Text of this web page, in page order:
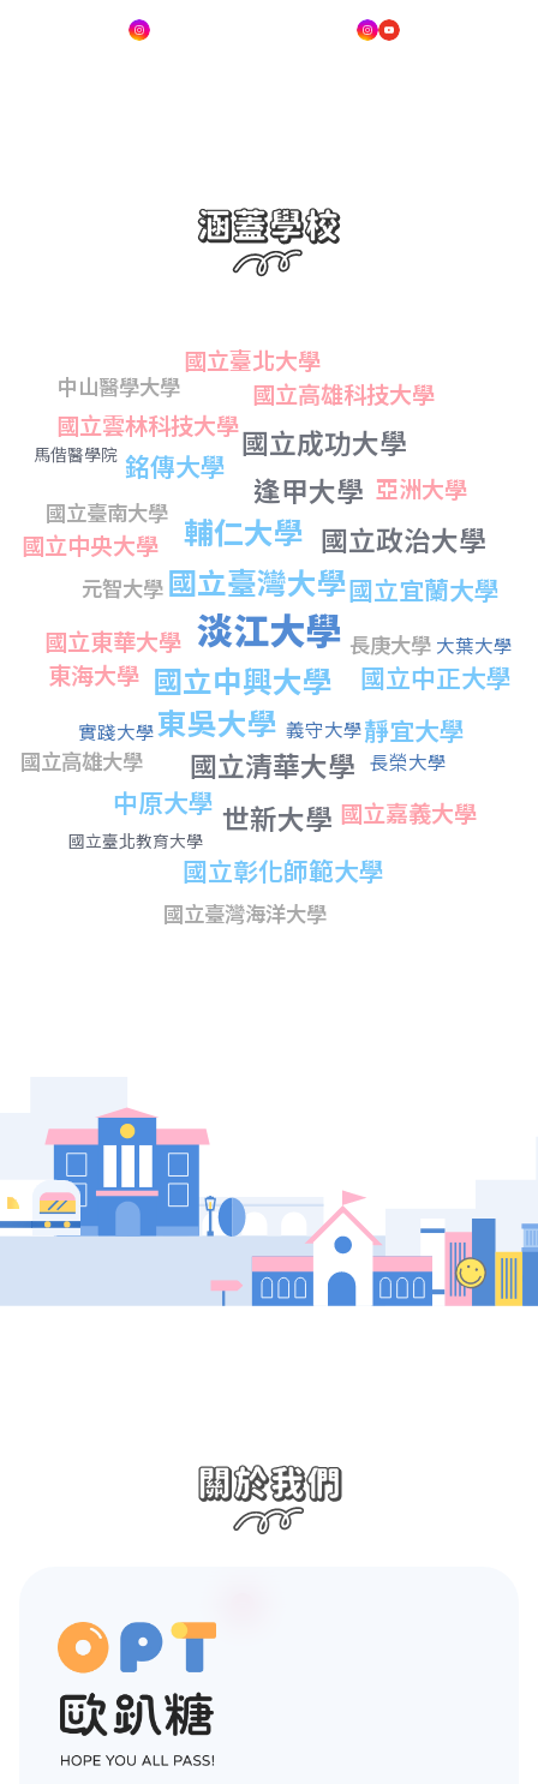
淡江大學
國立臺灣大學
國立中興大學
輔仁大學
東吳大學
國立清華大學
逢甲大學
世新大學
國立成功大學
國立政治大學
國立宜蘭大學
國立中正大學
國立彰化師範大學
靜宜大學
銘傳大學
中原大學
國立雲林科技大學
國立東華大學
東海大學
國立高雄科技大學
國立中央大學
國立嘉義大學
國立臺北大學
亞洲大學
元智大學
長庚大學
國立臺灣海洋大學
國立高雄大學
中山醫學大學
國立臺南大學
義守大學
實踐大學
長榮大學
大葉大學
國立臺北教育大學
馬偕醫學院